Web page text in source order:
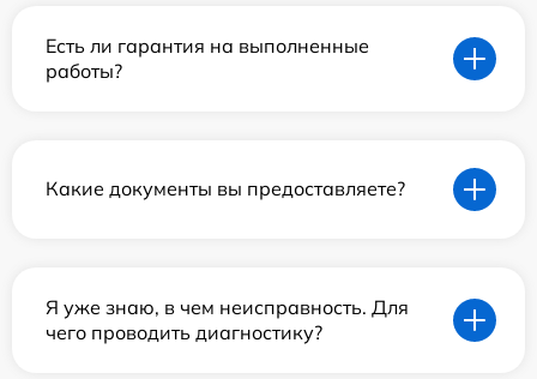
Есть ли гарантия на выполненные
работы?
Какие документы вы предоставляете?
Я уже знаю, в чем неисправность. Для
чего проводить диагностику?